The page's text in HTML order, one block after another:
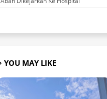
YOU MAY LIKE